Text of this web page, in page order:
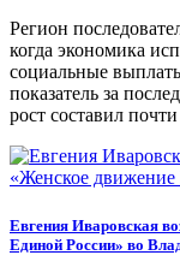
Регион
когда экономика
социальные
показатель за
рост составил
Евгения Иваровская
Единой России» во